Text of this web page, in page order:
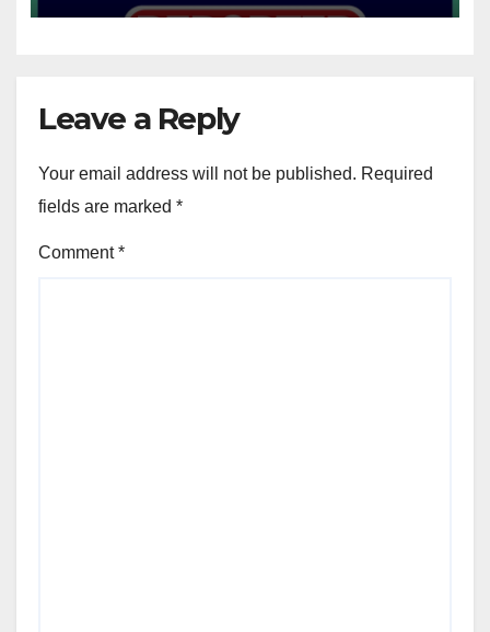
Leave a Reply
Your email address will not be published. Required
fields are marked *
Comment*